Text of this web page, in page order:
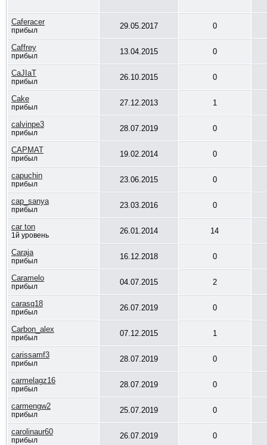
Caferacer
прибыл 29.05.2017 0
Caffrey
прибыл 13.04.2015 0
CaJIaT
прибыл 26.10.2015 0
Cake
прибыл 27.12.2013 1
calvinpe3
прибыл 28.07.2019 0
CAPMAT
прибыл 19.02.2014 0
capuchin
прибыл 23.06.2015 0
cap_sanya
прибыл 23.03.2016 0
car ton
1й уровень 26.01.2014 14
Caraja
прибыл 16.12.2018 0
Caramelo
прибыл 04.07.2015 2
carasq18
прибыл 26.07.2019 0
Carbon_alex
прибыл 07.12.2015 1
carissamf3
прибыл 28.07.2019 0
carmelagz16
прибыл 28.07.2019 0
carmengw2
прибыл 25.07.2019 0
carolinaur60
прибыл 26.07.2019 0